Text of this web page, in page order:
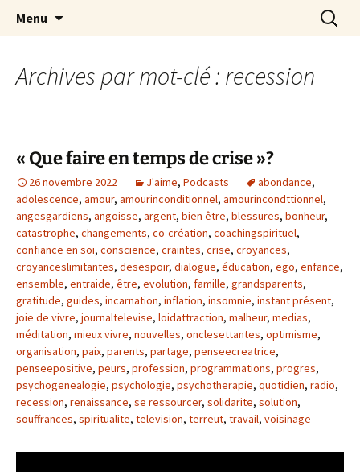
Mon big-bang intérieur
par Chantal Rialland
Menu
Archives par mot-clé : recession
« Que faire en temps de crise »?
26 novembre 2022 J'aime, Podcasts abondance,
adolescence, amour, amourinconditionnel, amourincondttionnel,
angesgardiens, angoisse, argent, bien être, blessures, bonheur,
catastrophe, changements, co-création, coachingspirituel,
confiance en soi, conscience, craintes, crise, croyances,
croyanceslimitantes, desespoir, dialogue, éducation, ego, enfance,
ensemble, entraide, être, evolution, famille, grandsparents,
gratitude, guides, incarnation, inflation, insomnie, instant présent,
joie de vivre, journaltelevise, loidattraction, malheur, medias,
méditation, mieux vivre, nouvelles, onclesettantes, optimisme,
organisation, paix, parents, partage, penseecreatrice,
penseepositive, peurs, profession, programmations, progres,
psychogenealogie, psychologie, psychotherapie, quotidien, radio,
recession, renaissance, se ressourcer, solidarite, solution,
souffrances, spiritualite, television, terreut, travail, voisinage